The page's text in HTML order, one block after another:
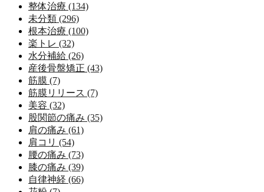
整体治療 (134)
未分類 (296)
根本治療 (100)
楽トレ (32)
水分補給 (26)
産後骨盤矯正 (43)
筋膜 (7)
筋膜リリース (7)
美容 (32)
股関節の痛み (35)
肩の痛み (61)
肩コリ (54)
腰の痛み (73)
膝の痛み (39)
自律神経 (66)